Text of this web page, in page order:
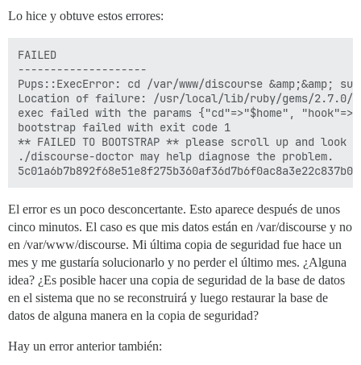
Lo hice y obtuve estos errores:
FAILED
--------------------
Pups::ExecError: cd /var/www/discourse
Location of failure: /usr/local/lib/ruby/gems/2.7.0/
exec failed with the params {"cd"=>"$home",
bootstrap failed with exit code 1
** FAILED TO BOOTSTRAP ** please scroll up and
./discourse-doctor may help diagnose the problem.
El error es un poco desconcertante. Esto aparece después de unos
cinco minutos. El caso es que mis datos están en /var/discourse y no
en /var/www/discourse. Mi última copia de seguridad fue hace un
mes y me gustaría solucionarlo y no perder el último mes. ¿Alguna
idea? ¿Es posible hacer una copia de seguridad de la base de datos
en el sistema que no se reconstruirá y luego restaurar la base de
datos de alguna manera en la copia de seguridad?
Hay un error anterior también: